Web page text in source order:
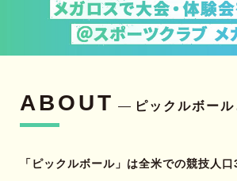
ABOUT ピックルボール
「ピックルボール」は全米での競技人